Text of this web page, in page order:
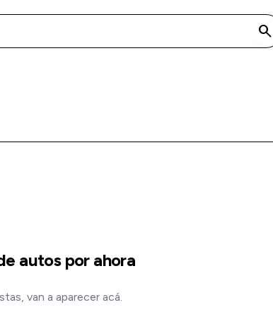
search
autos por ahora
van a aparecer acá.